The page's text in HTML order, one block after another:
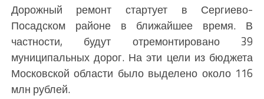
Дорожный ремонт стартует в Сергиево-
Посадском районе в ближайшее время. В
частности, будут отремонтировано 39
муниципальных дорог. На эти цели из бюджета
Московской области было выделено около 116
млн рублей.